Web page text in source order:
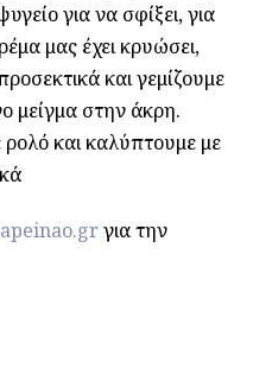
για να σφίξει, για
μας έχει κρυώσει,
και γεμίζουμε
μείγμα στην άκρη.
και καλύπτουμε με
για την